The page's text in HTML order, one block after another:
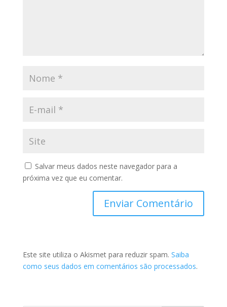
Salvar meus dados neste navegador para a
próxima vez que eu comentar.
Este site utiliza o Akismet para reduzir spam. Saiba
como seus dados em comentários são processados.